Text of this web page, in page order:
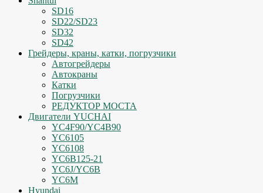
SD16
SD22/SD23
SD32
SD42
Грейдеры, краны, катки, погрузчики
Автогрейдеры
Автокраны
Катки
Погрузчики
РЕДУКТОР МОСТА
Двигатели YUCHAI
YC4F90/YC4B90
YC6105
YC6108
YC6B125-21
YC6J/YC6B
YC6M
Hyundai